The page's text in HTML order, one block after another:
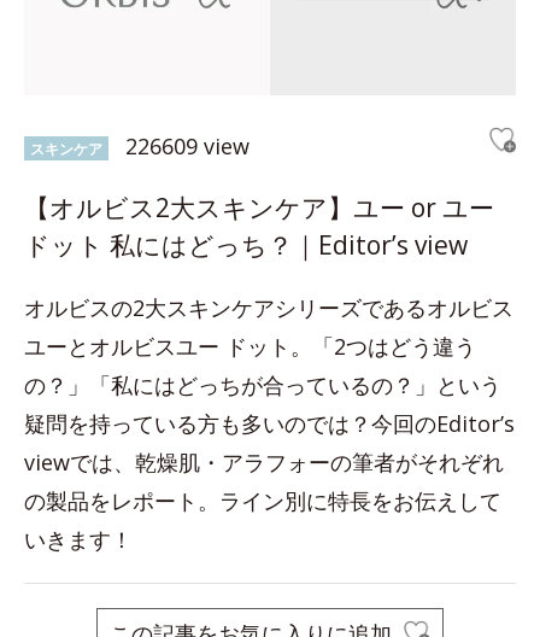
スキンケア 226609 view
【オルビス2大スキンケア】ユー or ユー
ドット 私にはどっち？｜Editor’s view
オルビスの2大スキンケアシリーズであるオルビス
ユーとオルビスユー ドット。「2つはどう違う
の？」「私にはどっちが合っているの？」という
疑問を持っている方も多いのでは？今回のEditor’s
viewでは、乾燥肌・アラフォーの筆者がそれぞれ
の製品をレポート。ライン別に特長をお伝えして
いきます！